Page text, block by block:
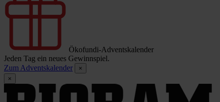
Ökofundi-Adventskalender
Jeden Tag ein neues Gewinnspiel.
Zum Adventskalender
×
×